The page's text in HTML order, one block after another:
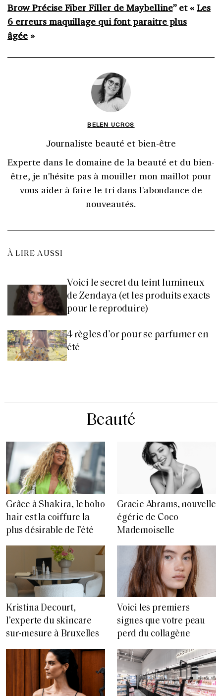
Brow Précise Fiber Filler de Maybelline” et «Les
6 erreurs maquillage qui font paraitre plus
âgée»
BELEN UCROS
Journaliste beauté et bien-être
Experte dans le domaine de la beauté et du bien-
être, je n'hésite pas à mouiller mon maillot pour
vous aider à faire le tri dans l'abondance de
nouveautés.
À LIRE AUSSI
Voici le secret du teint lumineux
de Zendaya (et les produits exacts
pour le reproduire)
4 règles d’or pour se parfumer en
été
Beauté
Grâce à Shakira, le boho
hair est la coiffure la
plus désirable de l’été
Gracie Abrams, nouvelle
égérie de Coco
Mademoiselle
Kristina Decourt,
l’experte du skincare
sur-mesure à Bruxelles
Voici les premiers
signes que votre peau
perd du collagène